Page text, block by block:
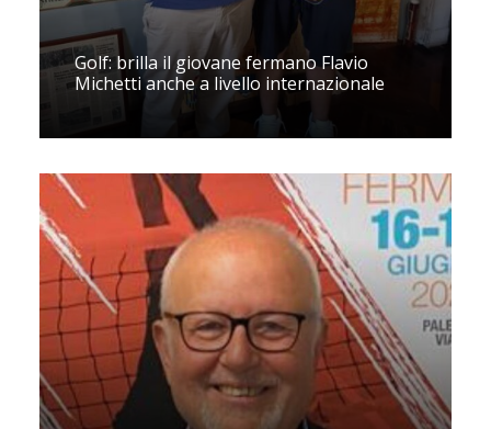
Golf: brilla il giovane fermano Flavio
Michetti anche a livello internazionale